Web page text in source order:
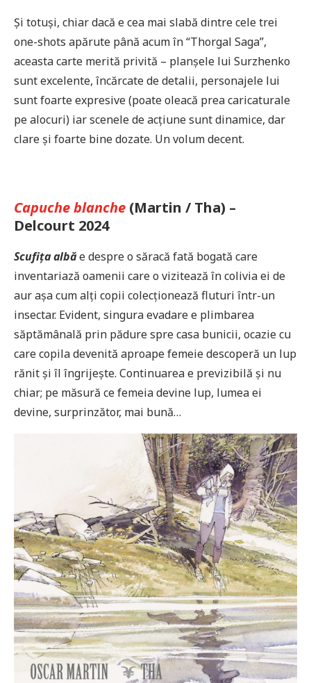
Și totuși, chiar dacă e cea mai slabă dintre cele trei
one-shots apărute până acum în “Thorgal Saga”,
aceasta carte merită privită – planșele lui Surzhenko
sunt excelente, încărcate de detalii, personajele lui
sunt foarte expresive (poate oleacă prea caricaturale
pe alocuri) iar scenele de acțiune sunt dinamice, dar
clare și foarte bine dozate. Un volum decent.
Capuche blanche (Martin / Tha) –
Delcourt 2024
Scufița albăe despre o săracă fată bogată care
inventariază oamenii care o vizitează în colivia ei de
aur așa cum alți copii colecționează fluturi într-un
insectar. Evident, singura evadare e plimbarea
săptămânală prin pădure spre casa bunicii, ocazie cu
care copila devenită aproape femeie descoperă un lup
rănit și îl îngrijește. Continuarea e previzibilă și nu
chiar; pe măsură ce femeia devine lup, lumea ei
devine, surprinzător, mai bună…